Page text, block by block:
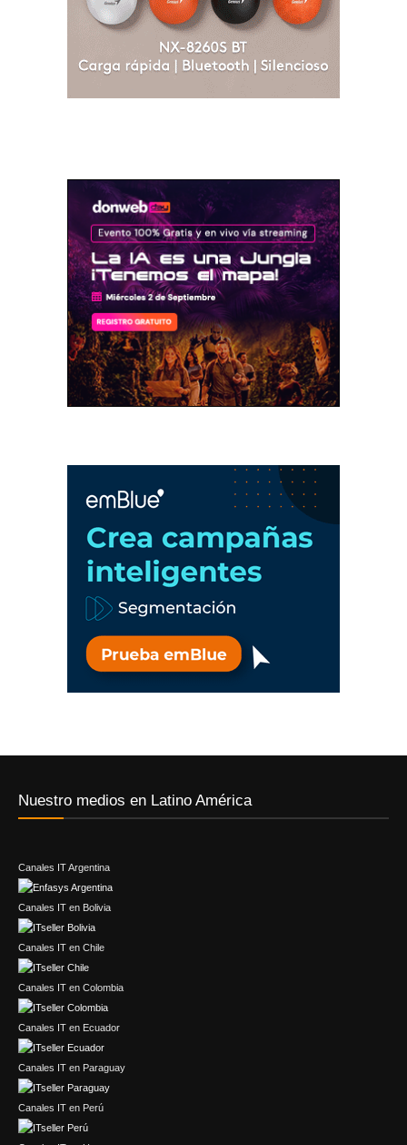
Nuestro medios en Latino América
Canales IT Argentina
Canales IT en Bolivia
Canales IT en Chile
Canales IT en Colombia
Canales IT en Ecuador
Canales IT en Paraguay
Canales IT en Perú